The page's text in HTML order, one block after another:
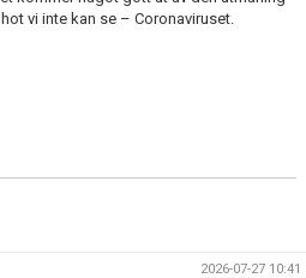
vi inte kan se – Coronaviruset.
2026-07-27 10:41